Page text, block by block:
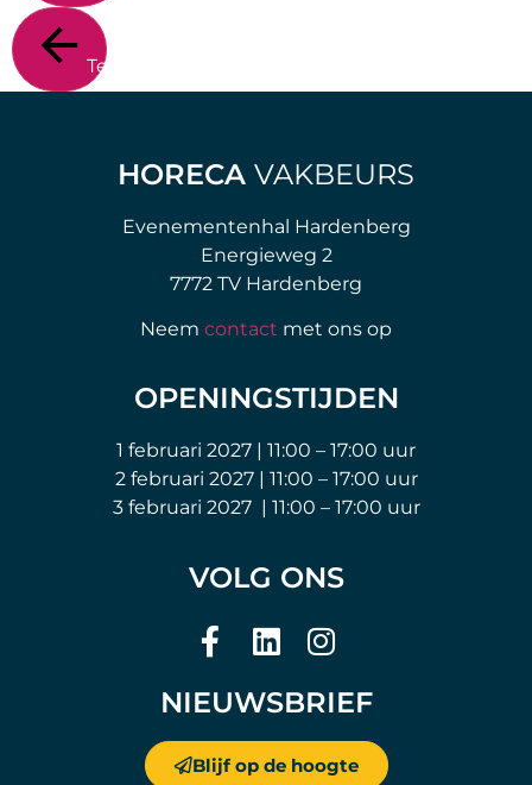
Terug
HORECA VAKBEURS
Evenementenhal Hardenberg
Energieweg 2
7772 TV Hardenberg
Neem contact met ons op
OPENINGSTIJDEN
1 februari 2027 | 11:00 – 17:00 uur
2 februari 2027 | 11:00 – 17:00 uur
3 februari 2027 | 11:00 – 17:00 uur
VOLG ONS
NIEUWSBRIEF
Blijf op de hoogte